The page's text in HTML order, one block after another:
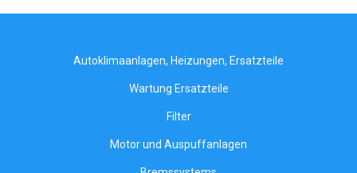
Autoklimaanlagen, Heizungen, Ersatzteile
Wartung Ersatzteile
Filter
Motor und Auspuffanlagen